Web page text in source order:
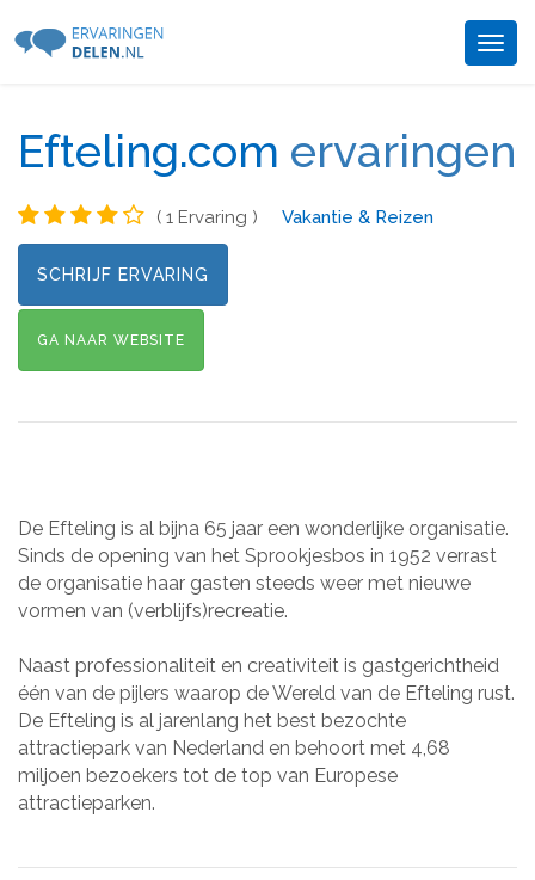
Efteling.com ervaringen
( 1 Ervaring ) Vakantie & Reizen
SCHRIJF ERVARING
GA NAAR WEBSITE
De Efteling is al bijna 65 jaar een wonderlijke organisatie.
Sinds de opening van het Sprookjesbos in 1952 verrast
de organisatie haar gasten steeds weer met nieuwe
vormen van (verblijfs)recreatie.
Naast professionaliteit en creativiteit is gastgerichtheid
één van de pijlers waarop de Wereld van de Efteling rust.
De Efteling is al jarenlang het best bezochte
attractiepark van Nederland en behoort met 4,68
miljoen bezoekers tot de top van Europese
attractieparken.